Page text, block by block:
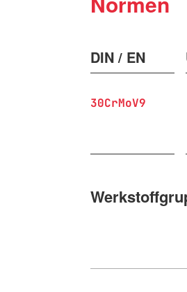
DIN / EN
30CrMoV9